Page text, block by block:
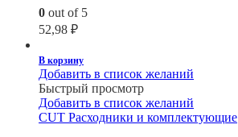
0 out of 5
52,98 ₽
В корзину
Добавить в список желаний
Быстрый просмотр
Добавить в список желаний
CUT Расходники и комплектующие